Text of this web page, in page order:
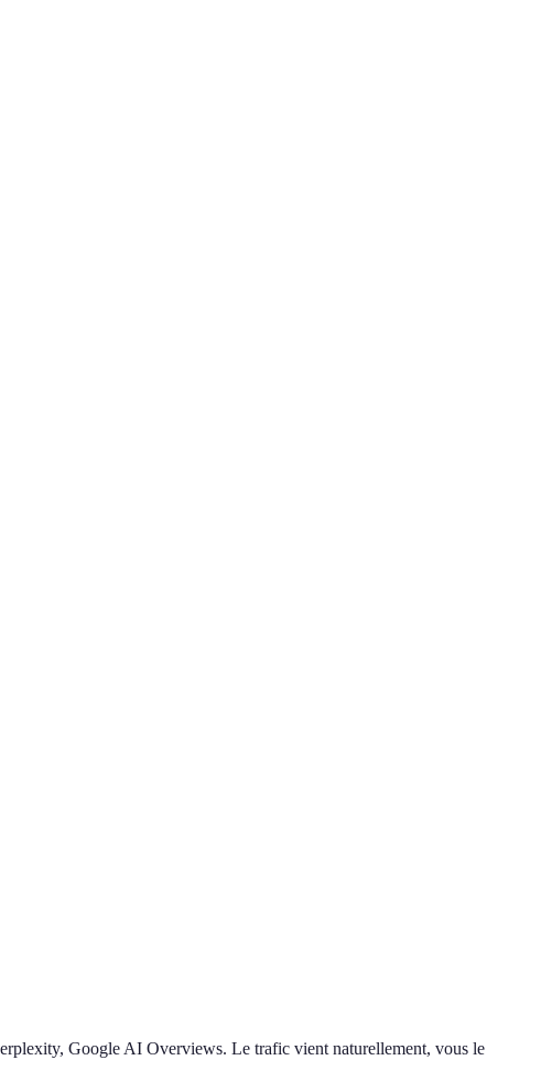
Google AI Overviews. Le trafic vient naturellement, vous le